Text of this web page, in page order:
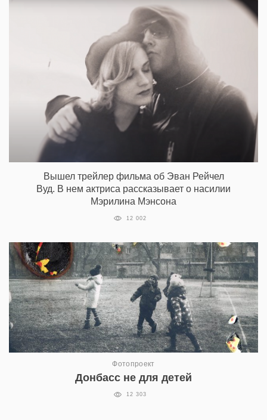
Вышел трейлер фильма об Эван Рейчел
Вуд. В нем актриса рассказывает о насилии
Мэрилина Мэнсона
12 002
Фотопроект
Донбасс не для детей
12 303